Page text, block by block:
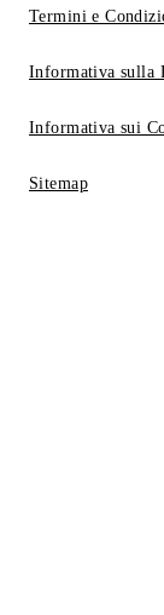
Termini e
Informativa sulla
Informativa sui
Sitemap